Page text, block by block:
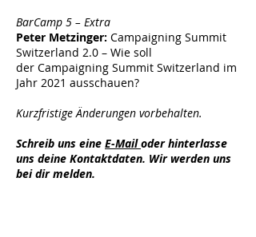
BarCamp 5 – Extra
Peter Metzinger: Campaigning Summit
Switzerland 2.0 – Wie soll
der Campaigning Summit Switzerland im
Jahr 2021 ausschauen?
Kurzfristige Änderungen vorbehalten.
Schreib uns eine E-Mailoder hinterlasse
uns deine Kontaktdaten. Wir werden uns
bei dir melden.